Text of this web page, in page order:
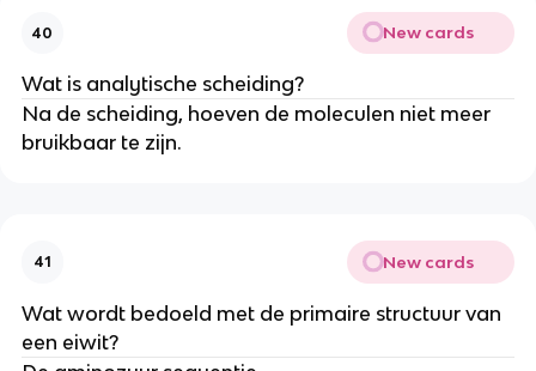
40 New cards
Wat is analytische scheiding?
Na de scheiding, hoeven de moleculen niet meer
bruikbaar te zijn.
41 New cards
Wat wordt bedoeld met de primaire structuur van
een eiwit?